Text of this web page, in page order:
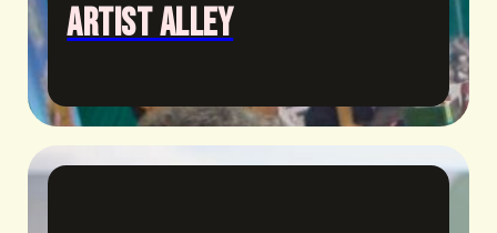
Artist Alley